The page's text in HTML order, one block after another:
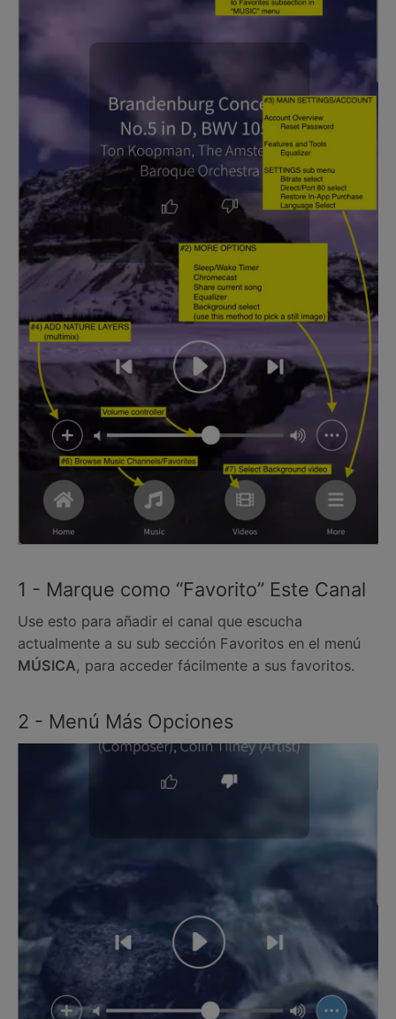
1 - Marque como “Favorito” Este Canal
Use esto para añadir el canal que escucha
actualmente a su sub sección Favoritos en el menú
MÚSICA, para acceder fácilmente a sus favoritos.
2 - Menú Más Opciones